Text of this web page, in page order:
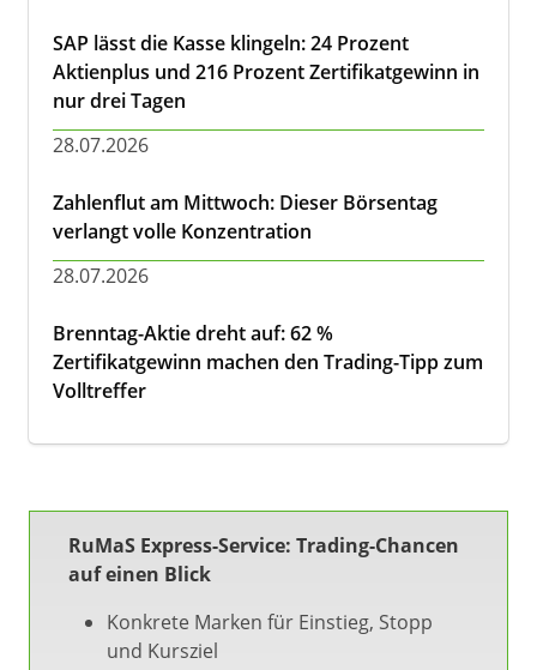
SAP lässt die Kasse klingeln: 24 Prozent
Aktienplus und 216 Prozent Zertifikatgewinn in
nur drei Tagen
28.07.2026
Zahlenflut am Mittwoch: Dieser Börsentag
verlangt volle Konzentration
28.07.2026
Brenntag-Aktie dreht auf: 62 %
Zertifikatgewinn machen den Trading-Tipp zum
Volltreffer
RuMaS Express-Service: Trading-Chancen
auf einen Blick
Konkrete Marken für Einstieg, Stopp
und Kursziel